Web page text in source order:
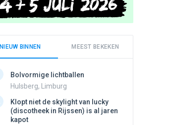
NIEUW BINNEN MEEST BEKEKEN
Bolvormige lichtballen
Hulsberg, Limburg
Klopt niet de skylight van lucky
(discotheek in Rijssen) is al jaren
kapot